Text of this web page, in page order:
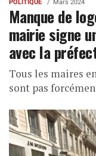
POLITIQUE Mars 2024
Manque de
mairie signe
avec la
Tous les maires
sont pas